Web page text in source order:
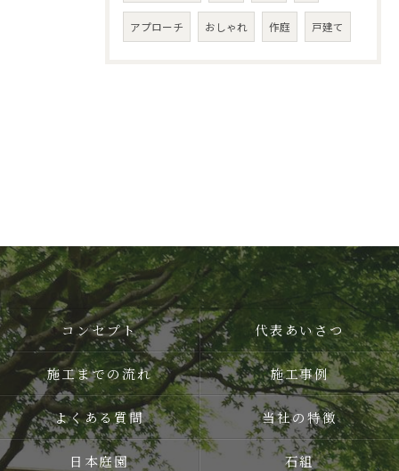
アプローチ おしゃれ 作庭 戸建て
コンセプト 代表あいさつ
施工までの流れ 施工事例
よくある質問 当社の特徴
日本庭園 石組